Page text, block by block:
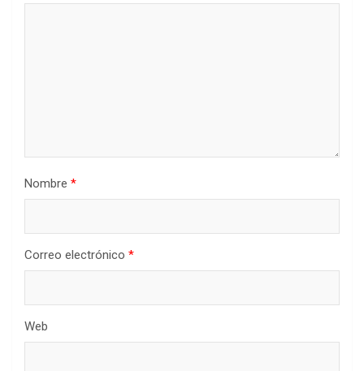
Nombre *
Correo electrónico *
Web